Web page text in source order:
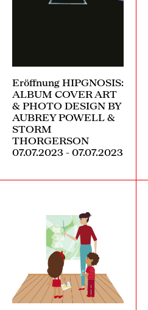
Eröffnung HIPGNOSIS:
ALBUM COVER ART
& PHOTO DESIGN BY
AUBREY POWELL &
STORM
THORGERSON
07.07.2023 - 07.07.2023